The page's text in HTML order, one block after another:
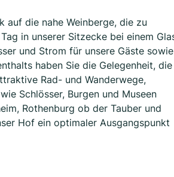
auf die nahe Weinberge, die zu
in unserer Sitzecke bei einem
und Strom für unsere Gäste sowie
haben Sie die Gelegenheit, die
Rad- und Wanderwege,
Schlösser, Burgen und Museen
Rothenburg ob der Tauber und
Hof ein optimaler Ausgangspunkt